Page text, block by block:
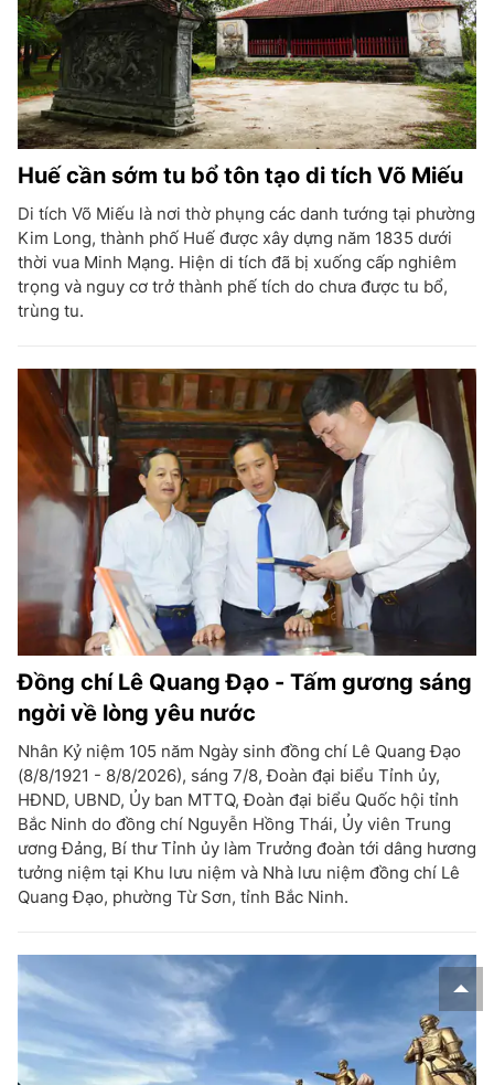
Huế cần sớm tu bổ tôn tạo di tích Võ Miếu
Di tích Võ Miếu là nơi thờ phụng các danh tướng tại phường
Kim Long, thành phố Huế được xây dựng năm 1835 dưới
thời vua Minh Mạng. Hiện di tích đã bị xuống cấp nghiêm
trọng và nguy cơ trở thành phế tích do chưa được tu bổ,
trùng tu.
Đồng chí Lê Quang Đạo - Tấm gương sáng
ngời về lòng yêu nước
Nhân Kỷ niệm 105 năm Ngày sinh đồng chí Lê Quang Đạo
(8/8/1921 - 8/8/2026), sáng 7/8, Đoàn đại biểu Tỉnh ủy,
HĐND, UBND, Ủy ban MTTQ, Đoàn đại biểu Quốc hội tỉnh
Bắc Ninh do đồng chí Nguyễn Hồng Thái, Ủy viên Trung
ương Đảng, Bí thư Tỉnh ủy làm Trưởng đoàn tới dâng hương
tưởng niệm tại Khu lưu niệm và Nhà lưu niệm đồng chí Lê
Quang Đạo, phường Từ Sơn, tỉnh Bắc Ninh.